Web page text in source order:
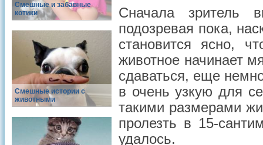
Смешные и забавные
котики
Смешные истории с
животными
Сначала зритель
подозревая пока,
становится ясно,
животное начинает
сдаваться, еще
в очень узкую для
такими размерами
пролезть в 15-
удалось.